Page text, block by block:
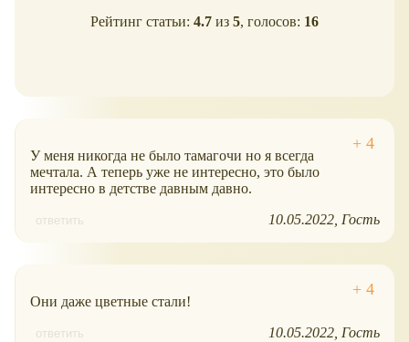
Рейтинг статьи: 4.7 из 5, голосов: 16
У меня никогда не было тамагочи но я всегда
мечтала. А теперь уже не интересно, это было
интересно в детстве давным давно.
ответить 10.05.2022 Гость
Они даже цветные стали!
ответить 10.05.2022 Гость